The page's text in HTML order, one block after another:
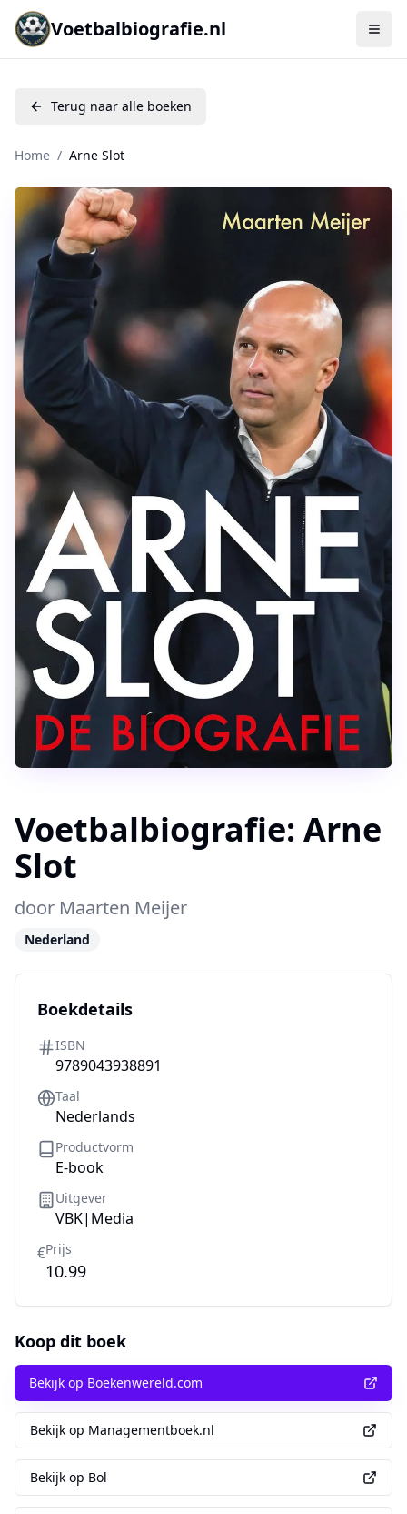
Voetbalbiografie.nl
Terug naar alle boeken
Home / Arne Slot
Voetbalbiografie: Arne
Slot
door Maarten Meijer
Nederland
Boekdetails
ISBN
9789043938891
Taal
Nederlands
Productvorm
E-book
Uitgever
VBK|Media
€Prijs
10.99
Koop dit boek
Bekijk op Boekenwereld.com
Bekijk op Managementboek.nl
Bekijk op Bol